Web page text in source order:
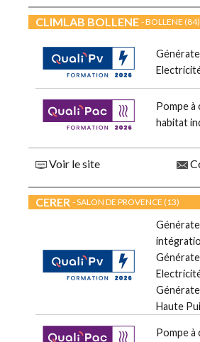
CLIMLAB BOLLENE - BOLLENE (84)
Pompe à
habitat
Voir le site
CERER - SALON DE PROVENCE (13)
Haute
Pompe à